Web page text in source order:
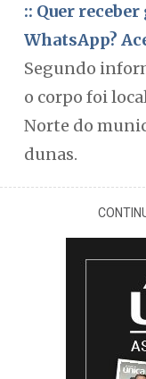
:: Quer
WhatsApp?
Segundo
o corpo foi
Norte do
dunas.